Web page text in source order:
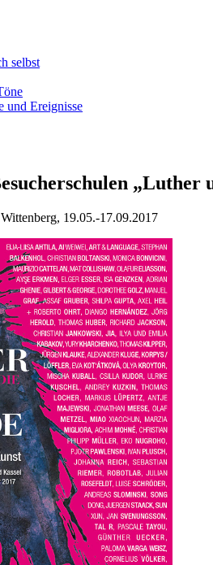
selbst
und Ereignisse
„Luther
19.05.-17.09.2017